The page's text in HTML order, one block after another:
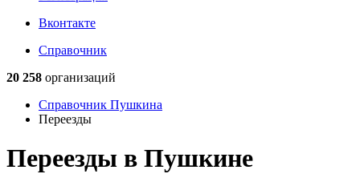
Вконтакте
Справочник
20 258 организаций
Справочник Пушкина
Переезды
Переезды в Пушкине